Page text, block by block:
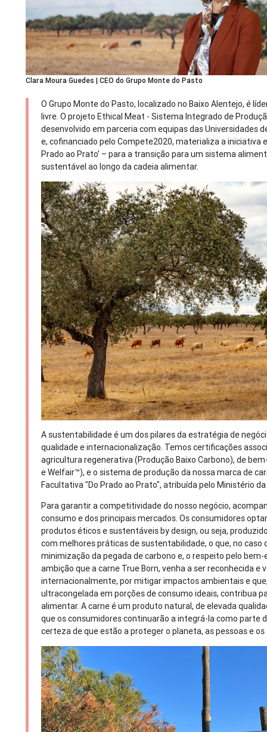
Clara Moura Guedes | CEO do Grupo Monte do Pasto
O Grupo Monte do Pasto, localizado no Baixo Alentejo, é
livre. O projeto Ethical Meat - Sistema Integrado de
desenvolvido em parceria com equipas das Universidades
e, cofinanciado pelo Compete2020, materializa a iniciativa
Prado ao Prato’ – para a transição para um sistema
sustentável ao longo da cadeia alimentar.
A sustentabilidade é um dos pilares da estratégia de
qualidade e internacionalização. Temos certificações
agricultura regenerativa (Produção Baixo Carbono), de
e Welfair™), e o sistema de produção da nossa marca de
Facultativa "Do Prado ao Prato", atribuída pelo Ministério
Para garantir a competitividade do nosso negócio,
consumo e dos principais mercados. Os consumidores
produtos éticos e sustentáveis by design, ou seja,
com melhores práticas de sustentabilidade, o que, no caso
minimização da pegada de carbono e, o respeito pelo
ambição que a carne True Born, venha a ser reconhecida e
internacionalmente, por mitigar impactos ambientais e
ultracongelada em porções de consumo ideais, contribua
alimentar. A carne é um produto natural, de elevada
que os consumidores continuarão a integrá-la como parte
certeza de que estão a proteger o planeta, as pessoas e os